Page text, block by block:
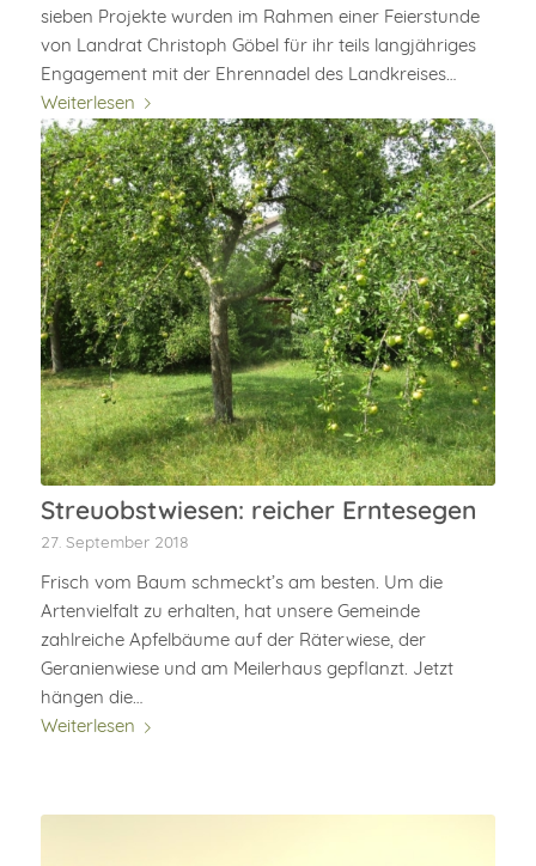
sieben Projekte wurden im Rahmen einer Feierstunde
von Landrat Christoph Göbel für ihr teils langjähriges
Engagement mit der Ehrennadel des Landkreises…
Weiterlesen
Streuobstwiesen: reicher Erntesegen
27. September 2018
Frisch vom Baum schmeckt’s am besten. Um die
Artenvielfalt zu erhalten, hat unsere Gemeinde
zahlreiche Apfelbäume auf der Räterwiese, der
Geranienwiese und am Meilerhaus gepflanzt. Jetzt
hängen die…
Weiterlesen